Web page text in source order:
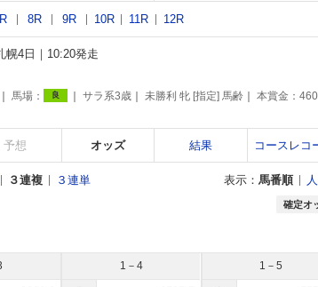
8R 9R 10R 11R 12R
幌4日 10:20発走
馬場： 良 サラ系3歳 未勝利 牝 [指定] 馬齢
本賞金：460
予想 オッズ 結果 コースレコ
３連複 ３連単 表示： 馬番順
確定オ
1－4 1－5